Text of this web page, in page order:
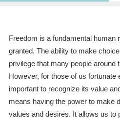
Freedom is a fundamental human
granted. The ability to make
privilege that many people around
However, for those of us fortunate
important to recognize its value
means having the power to make
values and desires. It allows us to